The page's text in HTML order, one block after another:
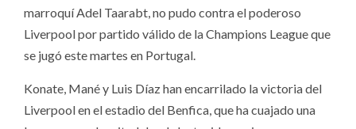
marroquí Adel Taarabt, no pudo contra el poderoso
Liverpool por partido válido de la Champions League que
se jugó este martes en Portugal.
Konate, Mané y Luis Díaz han encarrilado la victoria del
Liverpool en el estadio del Benfica, que ha cuajado una